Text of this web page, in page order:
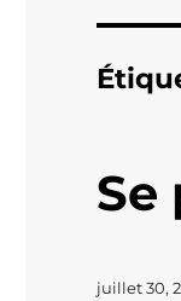
Se
Publié
juillet 30,